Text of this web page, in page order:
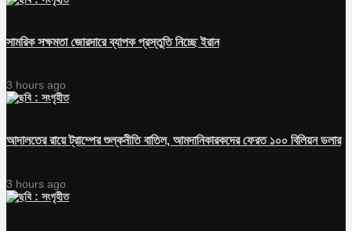
সামরিক সক্ষমতা জোরদারে ব্যাপক প্রস্তুতি নিচ্ছে ইরান
3 hours ago
আদালতের রায়ে ট্রাম্পের শুল্কনীতি বাতিল, আমদানিকারকদের ফেরত ১০০ বিলিয়ন ডলার
3 hours ago